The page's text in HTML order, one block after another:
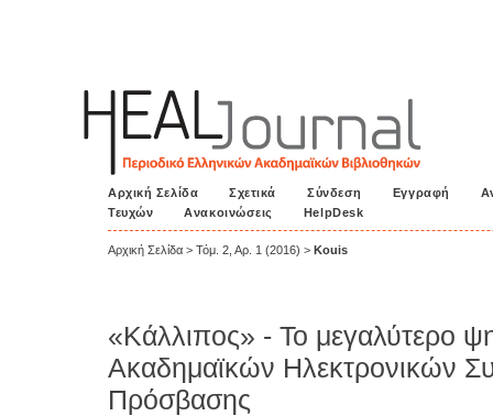
Αρχική Σελίδα Σχετικά Σύνδεση Εγγραφή
Τευχών
Ανακοινώσεις HelpDesk
Αρχική Σελίδα > Τόμ. 2, Αρ. 1 (2016) > Kouis
«Κάλλιπος» - Το μεγαλύτερο
Ακαδημαϊκών Ηλεκτρονικών
Πρόσβασης